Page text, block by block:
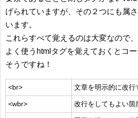
げられていますが、その２つにも属
います。
これらすべて覚えるのは大変なので
よく使うhtmlタグを覚えておくとコ
そうですね！
<br> 文章を明示的に改行
<wbr> 改行をしてもよい箇